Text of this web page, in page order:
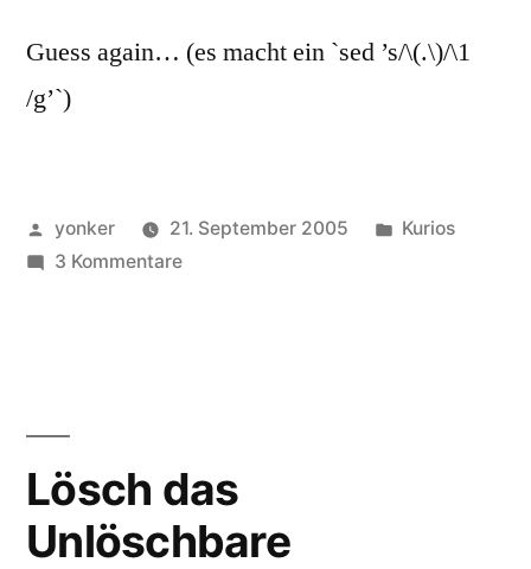
Guess again… (es macht ein `sed ’s/\(.\)/\1
/g’`)
Veröffentlicht
von
yonker 21. September 2005
Veröffentlicht
Kurios
3 Kommentarezu
Lösch das
Unlöschbare